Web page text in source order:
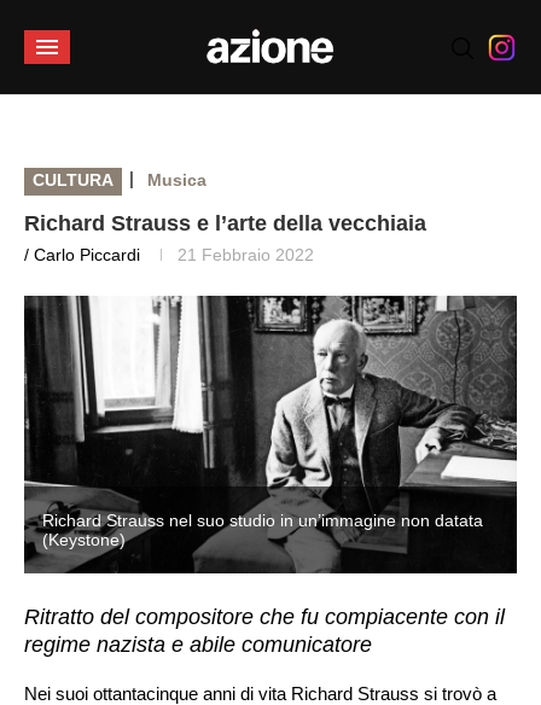
CULTURA | Musica
Richard Strauss e l’arte della vecchiaia
/ Carlo Piccardi 21 Febbraio 2022
Richard Strauss nel suo studio in un’immagine non datata
(Keystone)
Ritratto del compositore che fu compiacente con il
regime nazista e abile comunicatore
Nei suoi ottantacinque anni di vita Richard Strauss si trovò a